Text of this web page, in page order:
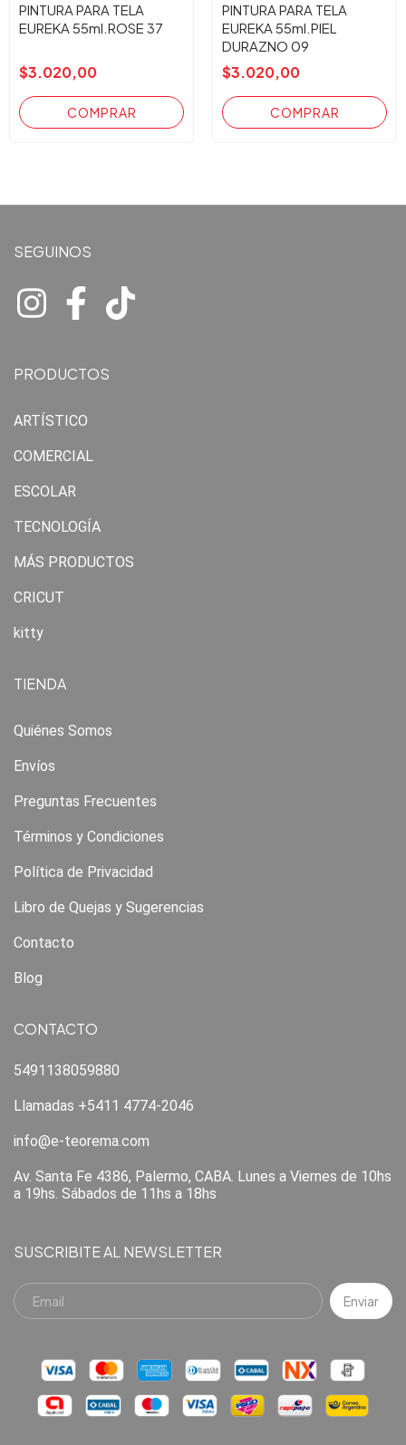
PINTURA PARA TELA
EUREKA 55ml.ROSE 37
$3.020,00
PINTURA PARA TELA
EUREKA 55ml.PIEL
DURAZNO 09
$3.020,00
SEGUINOS
PRODUCTOS
ARTÍSTICO
COMERCIAL
ESCOLAR
TECNOLOGÍA
MÁS PRODUCTOS
CRICUT
kitty
TIENDA
Quiénes Somos
Envíos
Preguntas Frecuentes
Términos y Condiciones
Política de Privacidad
Libro de Quejas y Sugerencias
Contacto
Blog
CONTACTO
5491138059880
Llamadas +5411 4774-2046
info@e-teorema.com
Av. Santa Fe 4386, Palermo, CABA. Lunes a Viernes de 10hs
a 19hs. Sábados de 11hs a 18hs
SUSCRIBITE AL NEWSLETTER